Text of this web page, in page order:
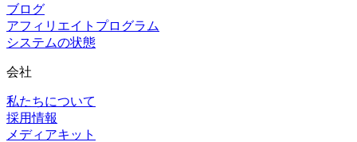
ブログ
アフィリエイトプログラム
システムの状態
会社
私たちについて
採用情報
メディアキット